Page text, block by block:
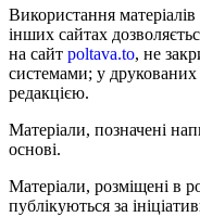
Використання
інших сайтах
на сайт poltava.to, не
системами; у
редакцією.
Матеріали, позначені
основі.
Матеріали, розміщені в
публікуються за